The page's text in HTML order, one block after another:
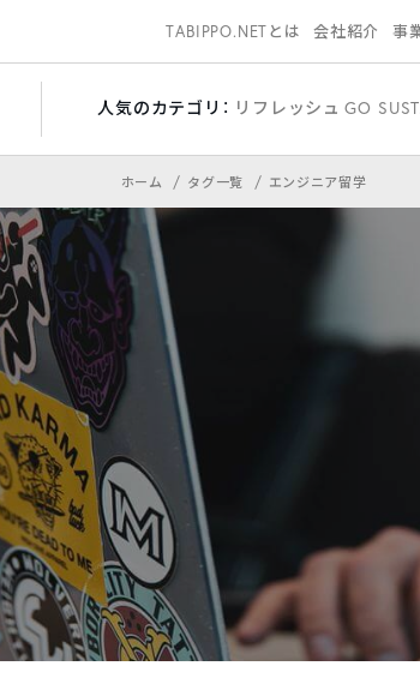
TABIPPO.NETとは 会社紹介 事
人気のカテゴリ： リフレッシュ GO
ホーム タグ一覧 エンジニア留学